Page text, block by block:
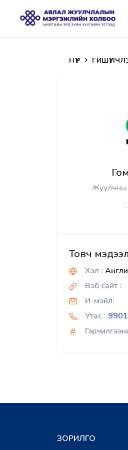
НҮҮР
Жуулчны
Товч
Хэл :
Вэб сайт :
И-мэйл:
Утас :
ЗОРИЛГО